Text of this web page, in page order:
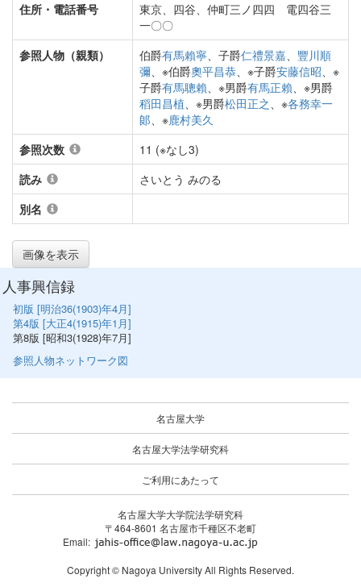
住所・電話番号
東京、四谷、仲町三ノ四四 電四谷三
一〇〇
参照人物（親類）
伯爵有馬賴寧、子爵仁禮景嘉、 豐川順
彌、※伯爵奧平昌恭、※子爵安藤信昭、※
子爵有馬聰賴、※男爵有馬正賴、※男爵
稻田昌植、※男爵松田正之、※各務幸一
郞、※鹿村美久
参照次数
11 (※なし3)
読み
さいとう みのる
別名
画像を表示
人事興信録
初版 [明治36(1903)年4月]
第4版 [大正4(1915)年1月]
第8版 [昭和3(1928)年7月]
参照人物ネットワーク図
名古屋大学
名古屋大学法学研究科
ご利用にあたって
名古屋大学大学院法学研究科
〒464-8601 名古屋市千種区不老町
Email:
Copyright © Nagoya University All Rights Reserved.